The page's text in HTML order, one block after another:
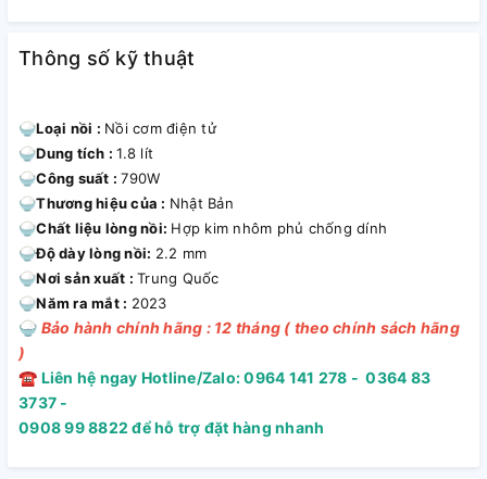
đặt sẵn
Việt giúp bạn quan sát chức năng, thời gian nấu thêm rõ
ràng, tiện lợi.
-Đa dạng chương trình cài đặt sẵn giúp bạn nấu nhiều món
ngon: cháo, cơm niêu, giữ ấm, hấp, làm bánh, ngũ cốc, nấu
nhanh, nấu thông thường và súp.
Xem thêm: Cách làm bánh bông lan bằng nồi cơm điện đơn
giản tại nhà
Thông số kỹ thuật
🍚Loại nồi : Nồi cơm điện tử
🍚Dung tích :1.8 lít
🍚Công suất :790W
🍚Thương hiệu của : Nhật Bản
🍚Chất liệu lòng nồi: Hợp kim nhôm phủ chống dính
🍚Độ dày lòng nồi: 2.2 mm
🍚Nơi sản xuất : Trung Quốc
🍚Năm ra mắt : 2023
🍚 Bảo hành chính hãng : 12 tháng ( theo chính sách hãng
)
☎ Liên hệ ngay Hotline/Zalo: 0964 141 278 - 0364 83
3737 -
0908 99 8822 để hỗ trợ đặt hàng nhanh